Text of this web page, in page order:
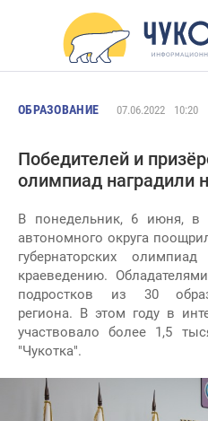
ОБРАЗОВАНИЕ 07.06.2022 10:20
Победителей и
олимпиад наградили
В понедельник, 6 июня, в
автономного округа
губернаторских
краеведению.
подростков из 30
региона. В этом году в
участвовало более 1,5
"Чукотка".